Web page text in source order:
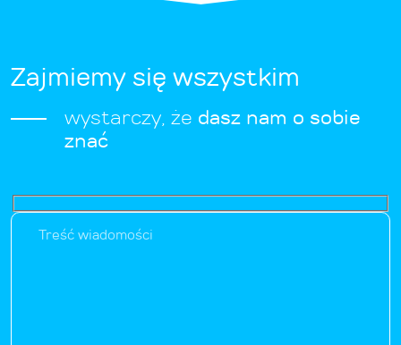
Zajmiemy się wszystkim
wystarczy, że dasz nam o sobie
znać